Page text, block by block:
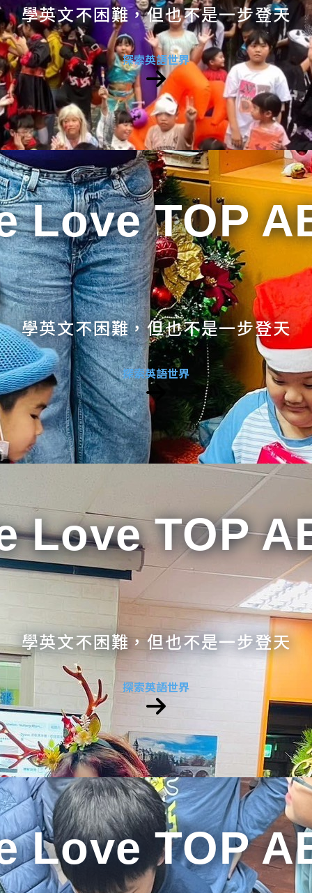
學英文不困難，但也不是一步登天
探索英語世界
Love TOP
學英文不困難，但也不是一步登天
探索英語世界
Love TOP
學英文不困難，但也不是一步登天
探索英語世界
Love TOP